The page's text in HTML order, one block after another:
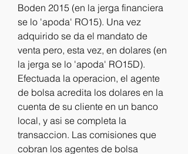
Boden 2015 (en la jerga financiera
se lo 'apoda' RO15). Una vez
adquirido se da el mandato de
venta pero, esta vez, en dolares (en
la jerga se lo 'apoda' RO15D).
Efectuada la operacion, el agente
de bolsa acredita los dolares en la
cuenta de su cliente en un banco
local, y asi se completa la
transaccion. Las comisiones que
cobran los agentes de bolsa